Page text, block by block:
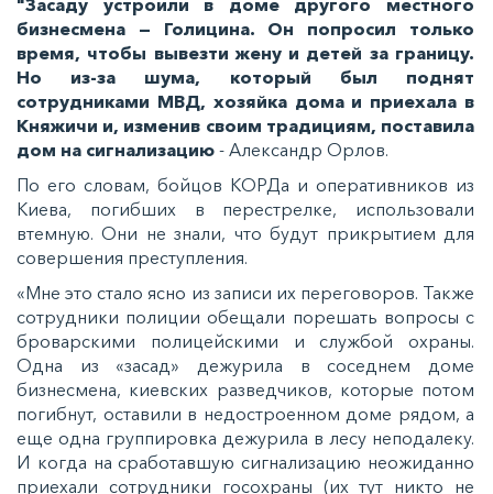
бизнесмена — Голицина. Он попросил только
время, чтобы вывезти жену и детей за границу.
Но из-за шума, который был поднят
сотрудниками МВД, хозяйка дома и приехала в
Княжичи и, изменив своим традициям, поставила
дом на сигнализацию - Александр Орлов.
По его словам, бойцов КОРДа и оперативников из
Киева, погибших в перестрелке, использовали
втемную. Они не знали, что будут прикрытием для
совершения преступления.
«Мне это стало ясно из записи их переговоров. Также
сотрудники полиции обещали порешать вопросы с
броварскими полицейскими и службой охраны.
Одна из «засад» дежурила в соседнем доме
бизнесмена, киевских разведчиков, которые потом
погибнут, оставили в недостроенном доме рядом, а
еще одна группировка дежурила в лесу неподалеку.
И когда на сработавшую сигнализацию неожиданно
приехали сотрудники госохраны (их тут никто не